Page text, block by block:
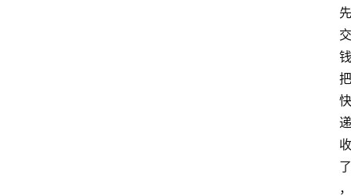
先
交
钱
把
快
递
收
了
，